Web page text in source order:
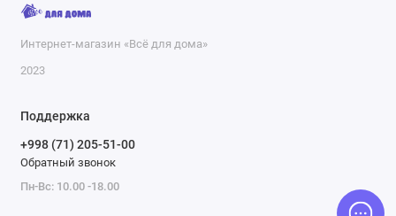
Интернет-магазин «Всё для дома»
2023
Поддержка
+998 (71) 205-51-00
Обратный звонок
Пн-Вс: 10.00 -18.00